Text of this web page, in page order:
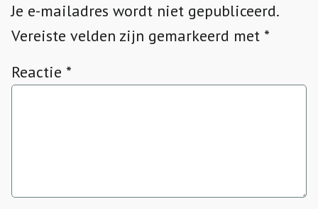
Je e-mailadres wordt niet gepubliceerd.
Vereiste velden zijn gemarkeerd met *
Reactie *